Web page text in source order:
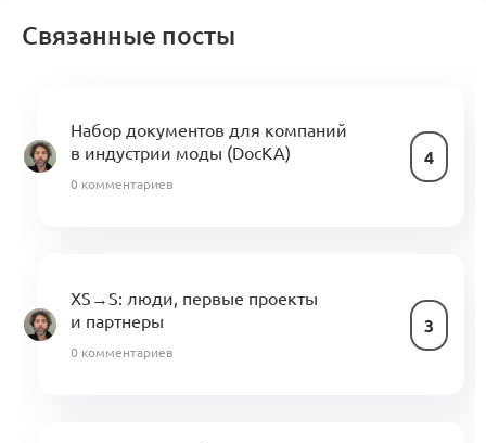
Связанные посты
Набор документов для компаний
в индустрии моды (DocKA)
4
0 комментариев
XS→S: люди, первые проекты
и партнеры
3
0 комментариев